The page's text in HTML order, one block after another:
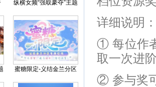
纵横女频“强取豪夺”主题
蜜糖限定-义结金兰分区
详细说明
① 每位作
取一次进
② 参与奖